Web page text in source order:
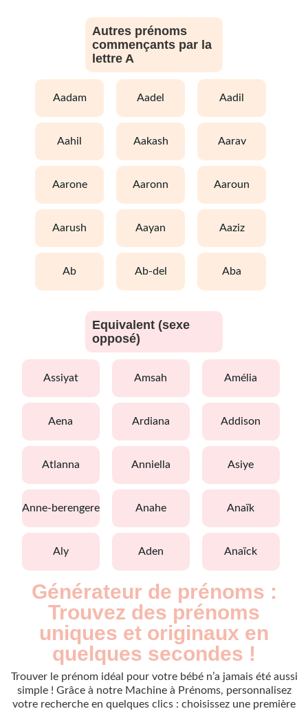
Autres prénoms
commençants par la
lettre A
aadam aadel aadil
aahil aakash aarav
aarone aaronn aaroun
aarush aayan aaziz
ab ab-del aba
Equivalent (sexe
opposé)
assiyat amsah amélia
aena ardiana addison
atlanna anniella asiye
anne-berengere anahe anaïk
aly aden anaïck
Générateur de prénoms :
Trouvez des prénoms
uniques et originaux en
quelques secondes !
Trouver le prénom idéal pour votre bébé n’a jamais été aussi
simple ! Grâce à notre Machine à Prénoms, personnalisez
votre recherche en quelques clics : choisissez une première